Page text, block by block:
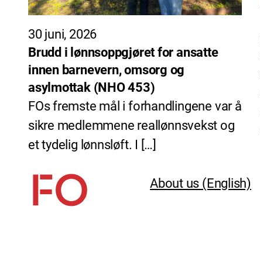
30 juni, 2026
Brudd i lønnsoppgjøret for ansatte
innen barnevern, omsorg og
asylmottak (NHO 453)
FOs fremste mål i forhandlingene var å
sikre medlemmene reallønnsvekst og
et tydelig lønnsløft. I […]
About us (English)